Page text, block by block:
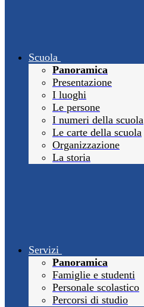
Scuola
Panoramica
Presentazione
I luoghi
Le persone
I numeri della scuola
Le carte della scuola
Organizzazione
La storia
Servizi
Panoramica
Famiglie e studenti
Personale scolastico
Percorsi di studio